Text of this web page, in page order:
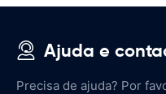
Ajuda e
Precisa de ajuda? Por